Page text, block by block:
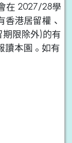
在 2027/28學
香港居留權、
限除外)的有
讀本園。如有